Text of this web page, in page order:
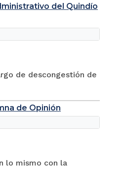
del Quindío
de descongestión de
de Opinión
lo mismo con la